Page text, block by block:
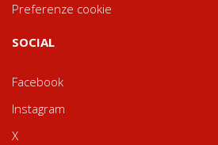
Preferenze cookie
SOCIAL
Facebook
Instagram
X